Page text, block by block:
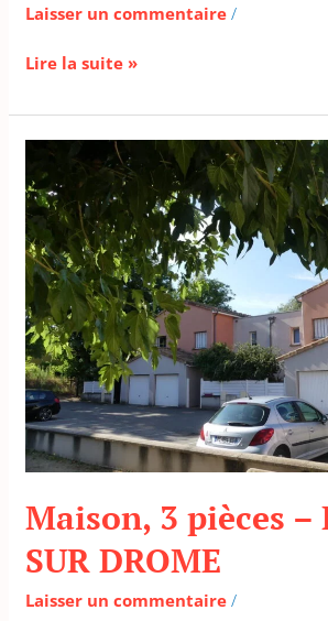
Laisser un commentaire /
Lire la suite »
Maison, 3 pièces –
SUR DROME
Laisser un commentaire /
Maison,
3
pièces
–
LIVRON
SUR
DROME